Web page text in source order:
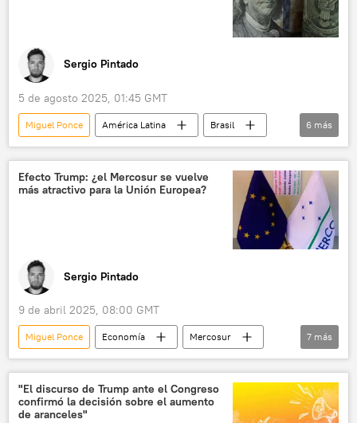
Sergio Pintado
5 de agosto 2025, 01:45 GMT
Miguel Ponce América Latina
Brasil
BRICS
Argentina
Mercosur
💶 Divisas
💬 Opinión y Análisis
📈 Mercados y finanzas
6 más
Efecto Trump: ¿el Mercosur se vuelve
más atractivo para la Unión Europea?
Sergio Pintado
9 de abril 2025, 08:00 GMT
Miguel Ponce Economía
Mercosur
Unión Europea (UE)
Donald Trump
Ursula von der Leyen
EEUU
Comisión Europea
📈 Mercados y finanzas
7 más
"El discurso de Trump ante el Congreso
confirmó la decisión sobre el aumento
de aranceles"